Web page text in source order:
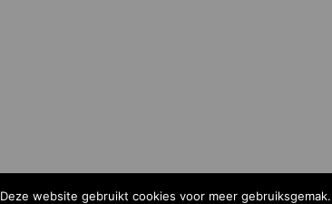
Deze website gebruikt cookies voor meer